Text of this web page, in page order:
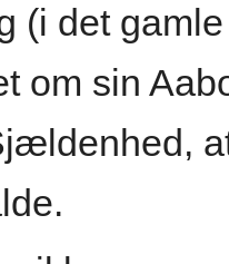
(i det
om sin